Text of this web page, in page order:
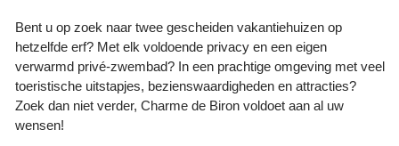
Bent u op zoek naar twee gescheiden vakantiehuizen op
hetzelfde erf? Met elk voldoende privacy en een eigen
verwarmd privé-zwembad? In een prachtige omgeving met veel
toeristische uitstapjes, bezienswaardigheden en attracties?
Zoek dan niet verder, Charme de Biron voldoet aan al uw
wensen!